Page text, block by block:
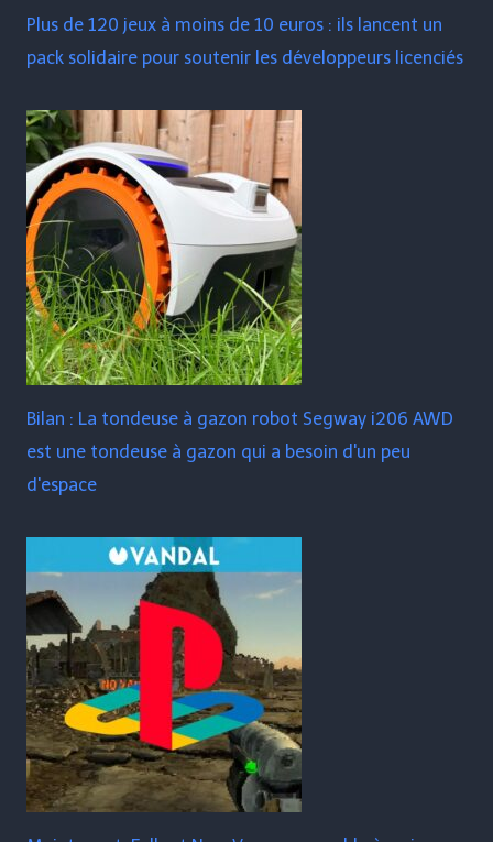
Plus de 120 jeux à moins de 10 euros : ils lancent un
pack solidaire pour soutenir les développeurs licenciés
Bilan : La tondeuse à gazon robot Segway i206 AWD
est une tondeuse à gazon qui a besoin d'un peu
d'espace